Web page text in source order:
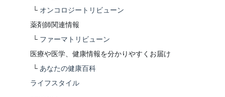
└ オンコロジートリビューン
薬剤師関連情報
└ ファーマトリビューン
医療や医学、健康情報を分かりやすくお届け
└ あなたの健康百科
ライフスタイル